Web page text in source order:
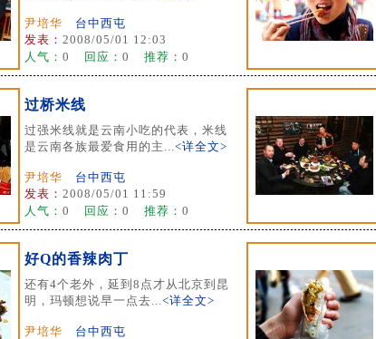
尹培华
台中西屯
发表： 2008/05/01 12:03
人气： 0 回应： 0 推荐： 0
过桥米线
过强米线就是云南小吃的代表，米线
是云南各族最爱食用的主...<详全文>
尹培华
台中西屯
发表： 2008/05/01 11:59
人气： 0 回应： 0 推荐： 0
好Q的香辣肉丁
还有4个老外，延到8点才从北京到昆
明，玛顿想说早一点去...<详全文>
尹培华
台中西屯